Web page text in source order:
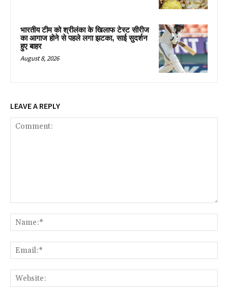
भारतीय टीम को श्रीलंका के खिलाफ टेस्ट सीरीज
का आगाज होने से पहले लगा झटका, साई सुदर्शन
हुए बाहर
August 8, 2026
LEAVE A REPLY